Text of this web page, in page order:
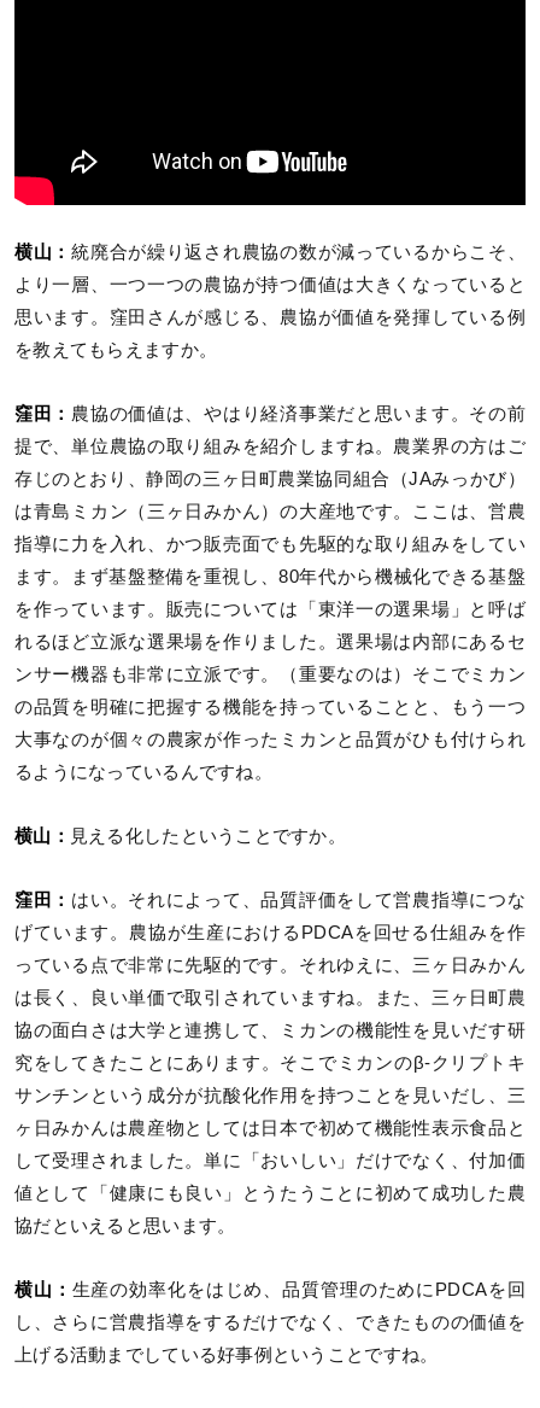
横山：統廃合が繰り返され農協の数が減っているからこそ、
より一層、一つ一つの農協が持つ価値は大きくなっていると
思います。窪田さんが感じる、農協が価値を発揮している例
を教えてもらえますか。
窪田： 農協の価値は、やはり経済事業だと思います。その前
提で、単位農協の取り組みを紹介しますね。農業界の方はご
存じのとおり、静岡の三ヶ日町農業協同組合（JAみっかび）
は青島ミカン（三ヶ日みかん）の大産地です。ここは、営農
指導に力を入れ、かつ販売面でも先駆的な取り組みをしてい
ます。まず基盤整備を重視し、80年代から機械化できる基盤
を作っています。販売については「東洋一の選果場」と呼ば
れるほど立派な選果場を作りました。選果場は内部にあるセ
ンサー機器も非常に立派です。（重要なのは）そこでミカン
の品質を明確に把握する機能を持っていることと、もう一つ
大事なのが個々の農家が作ったミカンと品質がひも付けられ
るようになっているんですね。
横山： 見える化したということですか。
窪田： はい。それによって、品質評価をして営農指導につな
げています。農協が生産におけるPDCAを回せる仕組みを作
っている点で非常に先駆的です。それゆえに、三ヶ日みかん
は長く、良い単価で取引されていますね。また、三ヶ日町農
協の面白さは大学と連携して、ミカンの機能性を見いだす研
究をしてきたことにあります。そこでミカンのβ-クリプトキ
サンチンという成分が抗酸化作用を持つことを見いだし、三
ヶ日みかんは農産物としては日本で初めて機能性表示食品と
して受理されました。単に「おいしい」だけでなく、付加価
値として「健康にも良い」とうたうことに初めて成功した農
協だといえると思います。
横山： 生産の効率化をはじめ、品質管理のためにPDCAを回
し、さらに営農指導をするだけでなく、できたものの価値を
上げる活動までしている好事例ということですね。